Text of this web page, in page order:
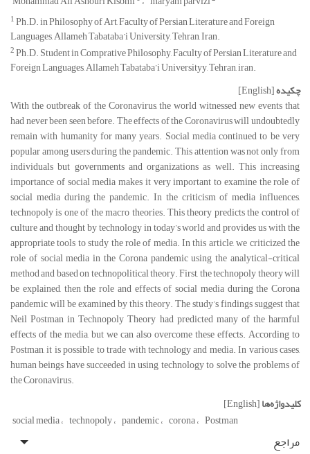
1Ph.D. in Philosophy of Art, Faculty of Persian Literature and Foreign
Languages, Allameh Tabataba’i University, Tehran, Iran.
2Ph.D. Student in Comprative Philosophy, Faculty of Persian Literature and
Foreign Languages, Allameh Tabataba’i Universityy, Tehran, iran.
چکیده[English]
With the outbreak of the Coronavirus, the world witnessed new events that
had never been seen before. The effects of the Coronavirus will undoubtedly
remain with humanity for many years. Social media continued to be very
popular among users during the pandemic. This attention was not only from
individuals but governments and organizations as well. This increasing
importance of social media makes it very important to examine the role of
social media during the pandemic. In the criticism of media influences,
technopoly is one of the macro theories. This theory predicts the control of
culture and thought by technology in today’s world and provides us with the
appropriate tools to study the role of media. In this article, we criticized the
role of social media in the Corona pandemic using the analytical-critical
method and based on technopolitical theory. First, the technopoly theory will
be explained, then the role and effects of social media during the Corona
pandemic will be examined by this theory. The study’s findings suggest that
Neil Postman in Technopoly Theory had predicted many of the harmful
effects of the media, but we can also overcome these effects. According to
Postman, it is possible to trade with technology and media. In various cases,
human beings have succeeded in using technology to solve the problems of
the Coronavirus.
کلیدواژه‌ها[English]
social media technopoly pandemic corona Postman
مراجع